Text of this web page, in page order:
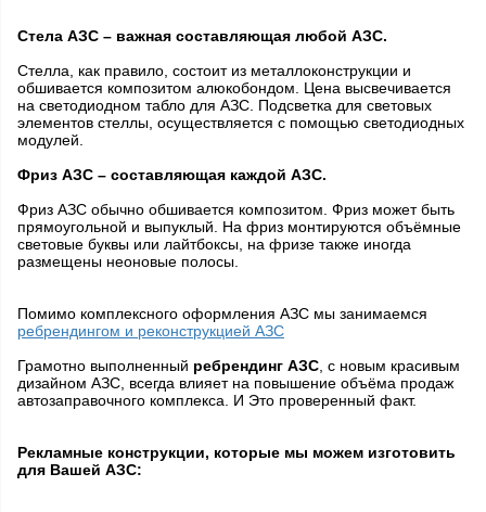
Стела АЗС – важная составляющая любой АЗС.
Стелла, как правило, состоит из металлоконструкции и
обшивается композитом алюкобондом. Цена высвечивается
на светодиодном табло для АЗС. Подсветка для световых
элементов стеллы, осуществляется с помощью светодиодных
модулей.
Фриз АЗС – составляющая каждой АЗС.
Фриз АЗС обычно обшивается композитом. Фриз может быть
прямоугольной и выпуклый. На фриз монтируются объёмные
световые буквы или лайтбоксы, на фризе также иногда
размещены неоновые полосы.
Помимо комплексного оформления АЗС мы занимаемся
ребрендингом и реконструкцией АЗС
Грамотно выполненный ребрендинг АЗС , с новым красивым
дизайном АЗС, всегда влияет на повышение объёма продаж
автозаправочного комплекса. И Это проверенный факт.
Рекламные конструкции, которые мы можем изготовить
для Вашей АЗС: